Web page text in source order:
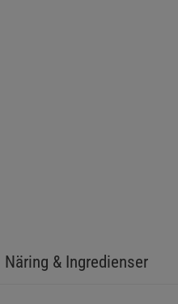
Näring & Ingredienser